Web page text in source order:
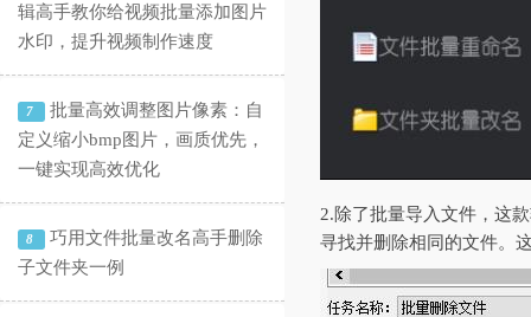
辑高手教你给视频批量添加图片
水印，提升视频制作速度
7
批量高效调整图片像素：自
定义缩小bmp图片，画质优先，
一键实现高效优化
8
巧用文件批量改名高手删除
子文件夹一例
2.除了批量导入文件，这
寻找并删除相同的文件。